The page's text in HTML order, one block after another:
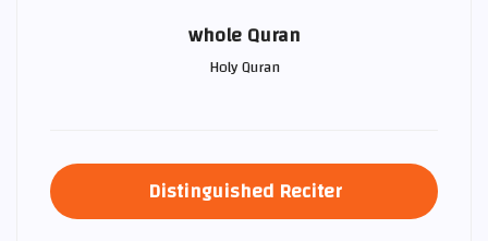
whole Quran
Holy Quran
Distinguished Reciter